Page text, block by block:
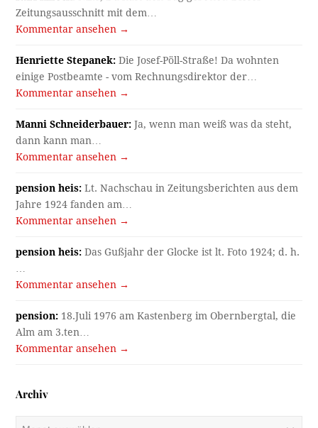
Zeitungsausschnitt mit dem…
Kommentar ansehen →
Henriette Stepanek: Die Josef-Pöll-Straße! Da wohnten
einige Postbeamte - vom Rechnungsdirektor der…
Kommentar ansehen →
Manni Schneiderbauer: Ja, wenn man weiß was da steht,
dann kann man…
Kommentar ansehen →
pension heis: Lt. Nachschau in Zeitungsberichten aus dem
Jahre 1924 fanden am…
Kommentar ansehen →
pension heis: Das Gußjahr der Glocke ist lt. Foto 1924; d. h.
Kommentar ansehen →
pension: 18.Juli 1976 am Kastenberg im Obernbergtal, die
Alm am 3.ten…
Kommentar ansehen →
Archiv